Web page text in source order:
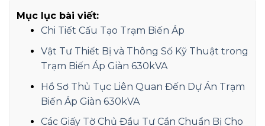
Mục lục bài viết:
Chi Tiết Cấu Tạo Trạm Biến Áp
Vật Tư Thiết Bị và Thông Số Kỹ Thuật trong
Trạm Biến Áp Giàn 630kVA
Hồ Sơ Thủ Tục Liên Quan Đến Dự Án Trạm
Biến Áp Giàn 630kVA
Các Giấy Tờ Chủ Đầu Tư Cần Chuẩn Bị Cho